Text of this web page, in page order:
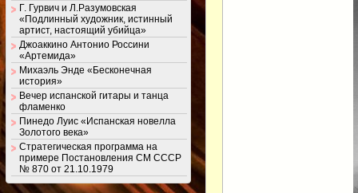
Г. Гурвич и Л.Разумовская
«Подлинный художник, истинный
артист, настоящий убийца»
Джоаккино Антонио Россини
«Артемида»
Михаэль Энде «Бесконечная
история»
Вечер испанской гитары и танца
фламенко
Пинедо Луис «Испанская новелла
Золотого века»
Стратегическая программа на
примере Постановления СМ СССР
№ 870 от 21.10.1979